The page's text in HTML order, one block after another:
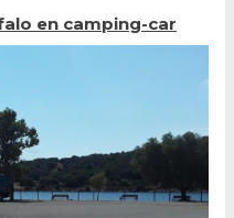
en camping-car